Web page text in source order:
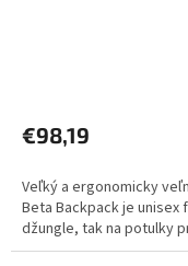
€98,19
Veľký a ergonomicky
Beta Backpack je
džungle, tak na potulky